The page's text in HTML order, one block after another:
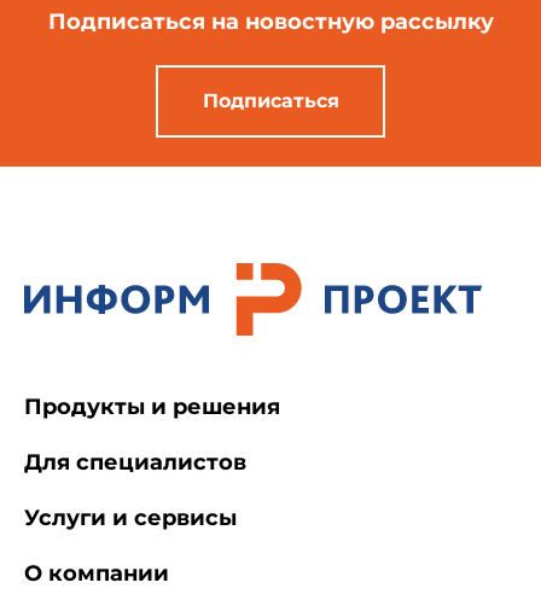
Подписаться на новостную рассылку
Подписаться
Продукты и решения
Для специалистов
Услуги и сервисы
О компании